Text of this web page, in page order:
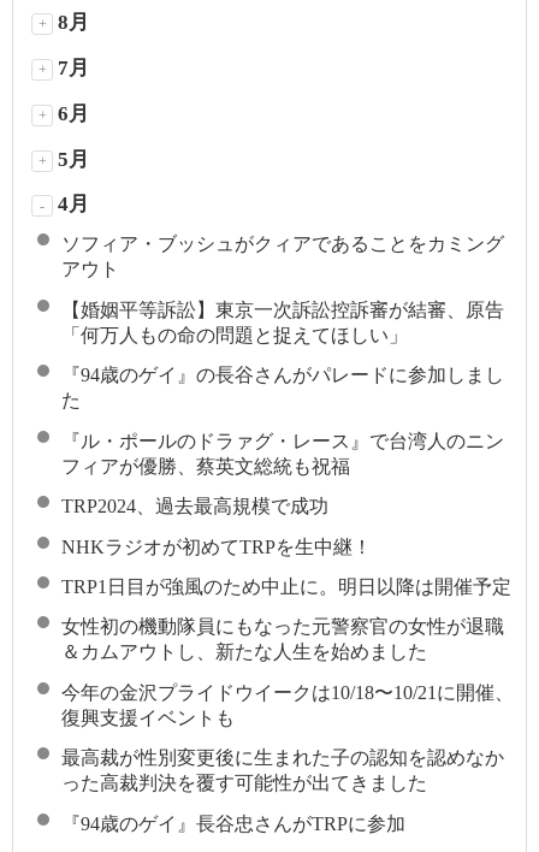
+ 8月
+ 7月
+ 6月
+ 5月
- 4月
ソフィア・ブッシュがクィアであることをカミング
アウト
【婚姻平等訴訟】東京一次訴訟控訴審が結審、原告
「何万人もの命の問題と捉えてほしい」
『94歳のゲイ』の長谷さんがパレードに参加しまし
た
『ル・ポールのドラァグ・レース』で台湾人のニン
フィアが優勝、蔡英文総統も祝福
TRP2024、過去最高規模で成功
NHKラジオが初めてTRPを生中継！
TRP1日目が強風のため中止に。明日以降は開催予定
女性初の機動隊員にもなった元警察官の女性が退職
＆カムアウトし、新たな人生を始めました
今年の金沢プライドウイークは10/18〜10/21に開催、
復興支援イベントも
最高裁が性別変更後に生まれた子の認知を認めなか
った高裁判決を覆す可能性が出てきました
『94歳のゲイ』長谷忠さんがTRPに参加